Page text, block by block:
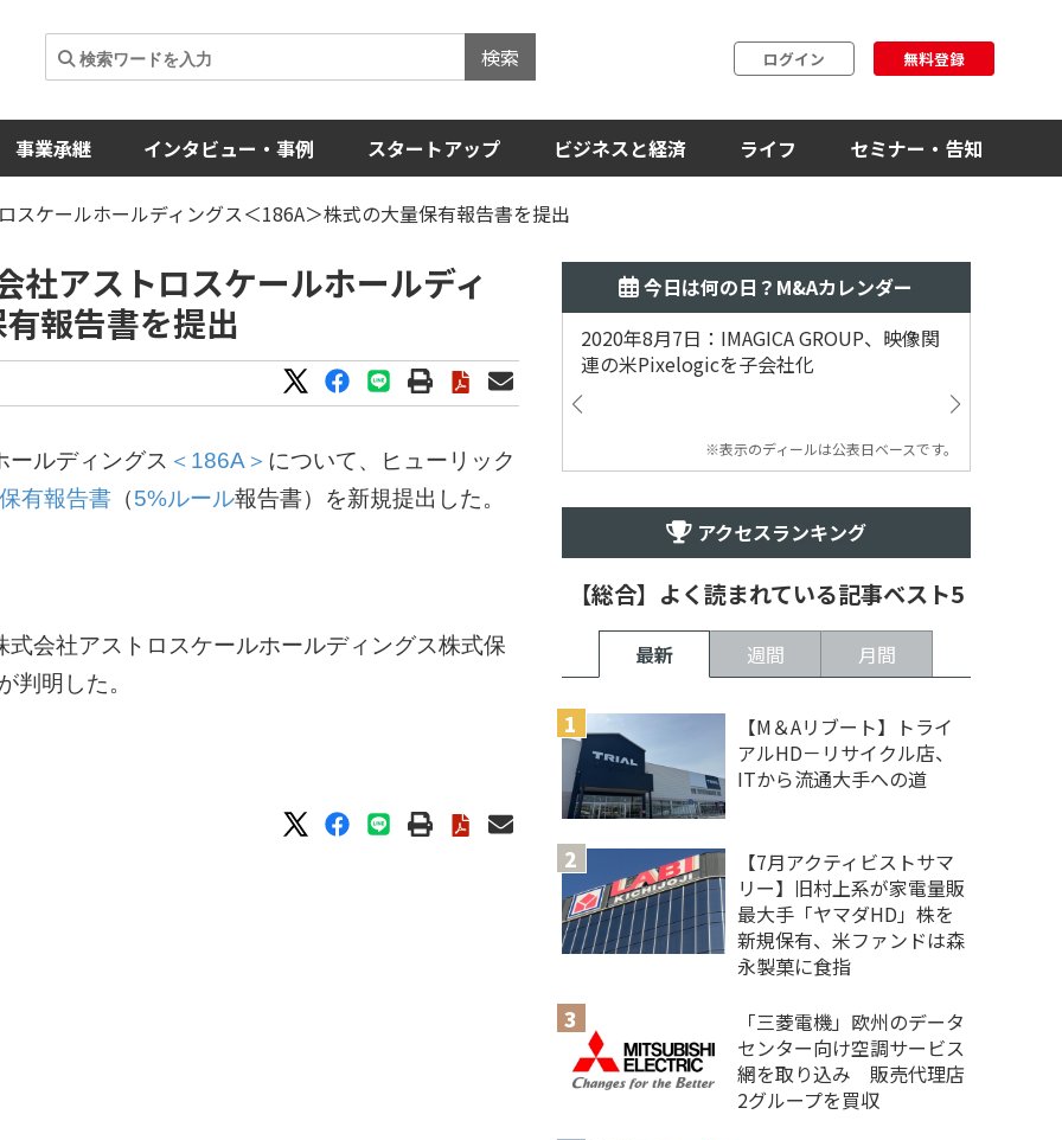
検索 ログイン 無料登録
事業承継 インタビュー・事例 スタートアップ ビジネスと経済 ライフ セミナー・告知
スケールホールディングス＜186A＞株式の大量保有報告書を提出
社アストロスケールホールディ
報告書を提出
ールディングス ＜186A＞ について、ヒューリック
有報告書 （5%ルール報告書）を新規提出した。
会社アストロスケールホールディングス株式保
判明した。
今日は何の日？M&Aカレンダー
2020年8月7日：IMAGICA GROUP、映像関
連の米Pixelogicを子会社化
※表示のディールは公表日ベースです。
アクセスランキング
【総合】よく読まれている記事ベスト5
最新 週間 月間
【M＆Aリブート】トライ
アルHD－リサイクル店、
ITから流通大手への道
【7月アクティビストサマ
リー】旧村上系が家電量販
最大手「ヤマダHD」株を
新規保有、米ファンドは森
永製菓に食指
「三菱電機」欧州のデータ
センター向け空調サービス
網を取り込み 販売代理店
2グループを買収